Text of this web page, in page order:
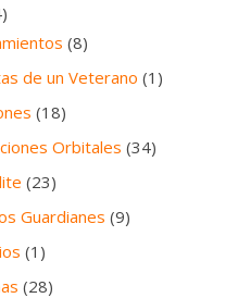
(8)
de un Veterano (1)
(18)
Orbitales (34)
(23)
Guardianes (9)
(1)
(28)